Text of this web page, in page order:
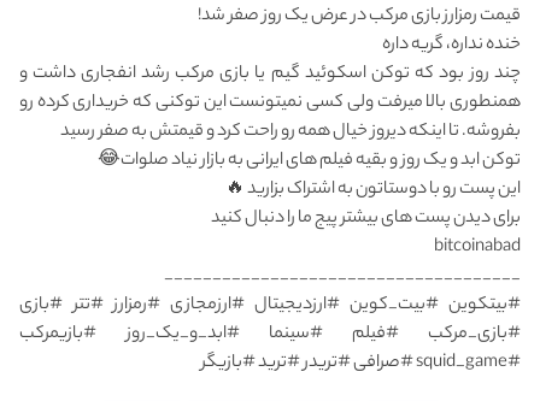
قیمت رمزارز بازی مرکب در عرض یک روز صفر شد!
خنده نداره، گریه داره
چند روز بود که توکن اسکوئید گیم یا بازی مرکب رشد انفجاری داشت و
همنطوری بالا میرفت ولی کسی نمیتونست این توکنی که خریداری کرده رو
بفروشه. تا اینکه دیروز خیال همه رو راحت کرد و قیمتش به صفر رسید
توکن ابد و یک روز و بقیه فیلم های ایرانی به بازار نیاد صلوات😂
این پست رو با دوستاتون به اشتراک بزارید 🔥
برای دیدن پست های بیشتر پیج ما را دنبال کنید
bitcoinabad
_____________________________________
#بیتکوین #بیت_کوین #ارزدیجیتال #ارزمجازی #رمزارز #تتر #بازی
#بازی_مرکب #فیلم #سینما #ابد_و_یک_روز #بازیمرکب
#squid_game #صرافی #تریدر #ترید #بازیگر